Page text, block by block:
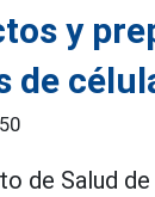
y
de
de Salud